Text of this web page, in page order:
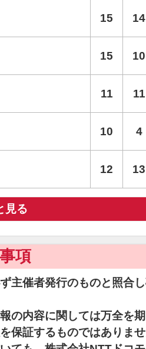
15 14
15 10
11 11
10 4
12 13
見る
項
主催者発行のものと照合
の内容に関しては万全を
保証するものではありま